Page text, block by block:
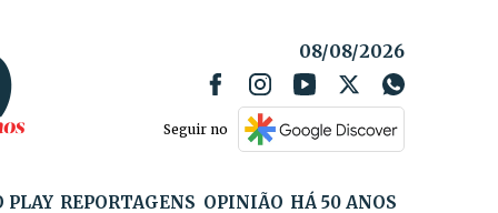
08/08/2026
Seguir no
PLAY REPORTAGENS OPINIÃO HÁ 50 ANOS